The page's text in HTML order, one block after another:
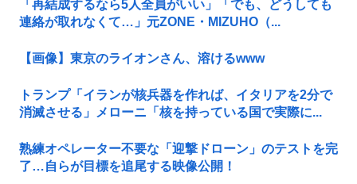
「再結成するなら5人全員がいい」「でも、どうしても
連絡が取れなくて…」元ZONE・MIZUHO（...
【画像】東京のライオンさん、溶けるwww
トランプ「イランが核兵器を作れば、イタリアを2分で
消滅させる」メローニ「核を持っている国で実際に...
熟練オペレーター不要な「迎撃ドローン」のテストを完
了…自らが目標を追尾する映像公開！